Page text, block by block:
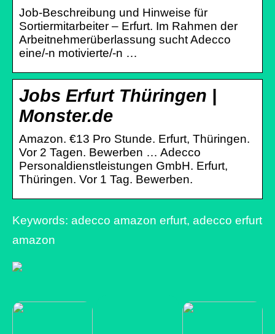
Job-Beschreibung und Hinweise für
Sortiermitarbeiter – Erfurt. Im Rahmen der
Arbeitnehmerüberlassung sucht Adecco
eine/-n motivierte/-n …
Jobs Erfurt Thüringen |
Monster.de
Amazon. €13 Pro Stunde. Erfurt, Thüringen.
Vor 2 Tagen. Bewerben … Adecco
Personaldienstleistungen GmbH. Erfurt,
Thüringen. Vor 1 Tag. Bewerben.
Keywords: adecco amazon erfurt, adecco erfurt
amazon